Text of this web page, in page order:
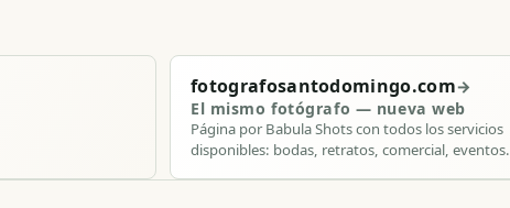
fotografosantodomingo.com→
El mismo fotógrafo — nueva web
Página por Babula Shots con todos los servicios
disponibles: bodas, retratos, comercial, eventos.